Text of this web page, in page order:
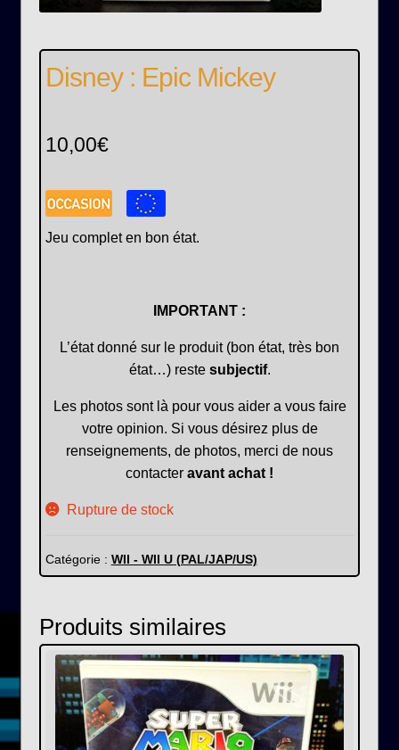
Disney : Epic Mickey
10,00€
Jeu complet en bon état.
IMPORTANT :
L’état donné sur le produit (bon état, très bon
état…) reste subjectif.
Les photos sont là pour vous aider a vous faire
votre opinion. Si vous désirez plus de
renseignements, de photos, merci de nous
contacter avant achat !
Rupture de stock
Catégorie : WII - WII U (PAL/JAP/US)
Produits similaires